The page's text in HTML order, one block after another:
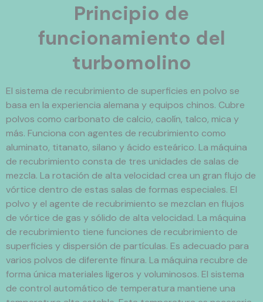
Principio de
funcionamiento del
turbomolino
El sistema de recubrimiento de superficies en polvo se
basa en la experiencia alemana y equipos chinos. Cubre
polvos como carbonato de calcio, caolín, talco, mica y
más. Funciona con agentes de recubrimiento como
aluminato, titanato, silano y ácido esteárico. La máquina
de recubrimiento consta de tres unidades de salas de
mezcla. La rotación de alta velocidad crea un gran flujo de
vórtice dentro de estas salas de formas especiales. El
polvo y el agente de recubrimiento se mezclan en flujos
de vórtice de gas y sólido de alta velocidad. La máquina
de recubrimiento tiene funciones de recubrimiento de
superficies y dispersión de partículas. Es adecuado para
varios polvos de diferente finura. La máquina recubre de
forma única materiales ligeros y voluminosos. El sistema
de control automático de temperatura mantiene una